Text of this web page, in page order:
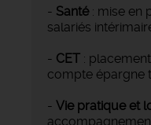
- Santé: mise en
salariés
- CET :
compte épargne
- Vie pratique et